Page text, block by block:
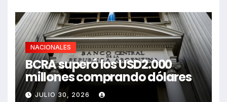
NACIONALES
BCRA superó los USD2.000
millones comprando dólares
JULIO 30, 2026